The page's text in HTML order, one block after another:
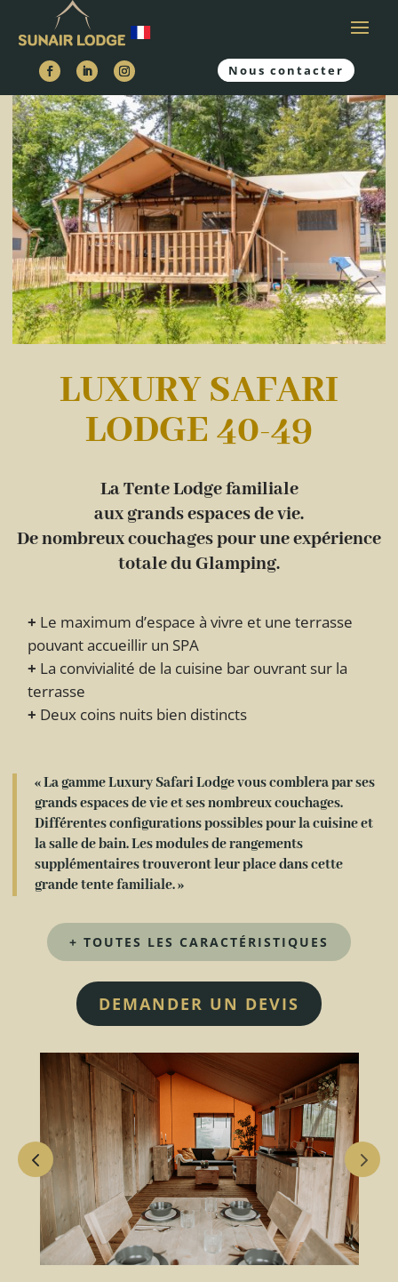
Nous contacter
LUXURY SAFARI
LODGE 40-49
La Tente Lodge familiale
aux grands espaces de vie.
De nombreux couchages pour une expérience
totale du Glamping.
Le maximum d’espace à vivre et une terrasse
pouvant accueillir un SPA
La convivialité de la cuisine bar ouvrant sur la
terrasse
Deux coins nuits bien distincts
« La gamme Luxury Safari Lodge vous comblera par ses
grands espaces de vie et ses nombreux couchages.
Différentes configurations possibles pour la cuisine et
la salle de bain. Les modules de rangements
supplémentaires trouveront leur place dans cette
grande tente familiale. »
+ TOUTES LES CARACTÉRISTIQUES
DEMANDER UN DEVIS